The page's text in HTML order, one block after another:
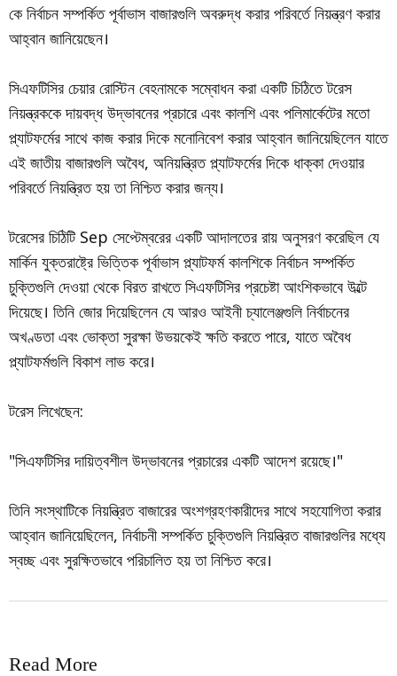
কে নির্বাচন সম্পর্কিত পূর্বাভাস বাজারগুলি অবরুদ্ধ করার পরিবর্তে নিয়ন্ত্রণ করার
আহ্বান জানিয়েছেন।
সিএফটিসির চেয়ার রোস্টিন বেহনামকে সম্বোধন করা একটি চিঠিতে টরেস
নিয়ন্ত্রককে দায়বদ্ধ উদ্ভাবনের প্রচারে এবং কালশি এবং পলিমার্কেটের মতো
প্ল্যাটফর্মের সাথে কাজ করার দিকে মনোনিবেশ করার আহ্বান জানিয়েছিলেন যাতে
এই জাতীয় বাজারগুলি অবৈধ, অনিয়ন্ত্রিত প্ল্যাটফর্মের দিকে ধাক্কা দেওয়ার
পরিবর্তে নিয়ন্ত্রিত হয় তা নিশ্চিত করার জন্য।
টরেসের চিঠিটি Sep সেপ্টেম্বরের একটি আদালতের রায় অনুসরণ করেছিল যে
মার্কিন যুক্তরাষ্ট্রে ভিত্তিক পূর্বাভাস প্ল্যাটফর্ম কালশিকে নির্বাচন সম্পর্কিত
চুক্তিগুলি দেওয়া থেকে বিরত রাখতে সিএফটিসির প্রচেষ্টা আংশিকভাবে উল্টে
দিয়েছে। তিনি জোর দিয়েছিলেন যে আরও আইনী চ্যালেঞ্জগুলি নির্বাচনের
অখণ্ডতা এবং ভোক্তা সুরক্ষা উভয়কেই ক্ষতি করতে পারে, যাতে অবৈধ
প্ল্যাটফর্মগুলি বিকাশ লাভ করে।
টরেস লিখেছেন:
"সিএফটিসির দায়িত্বশীল উদ্ভাবনের প্রচারের একটি আদেশ রয়েছে।"
তিনি সংস্থাটিকে নিয়ন্ত্রিত বাজারের অংশগ্রহণকারীদের সাথে সহযোগিতা করার
আহ্বান জানিয়েছিলেন, নির্বাচনী সম্পর্কিত চুক্তিগুলি নিয়ন্ত্রিত বাজারগুলির মধ্যে
স্বচ্ছ এবং সুরক্ষিতভাবে পরিচালিত হয় তা নিশ্চিত করে।
Read More